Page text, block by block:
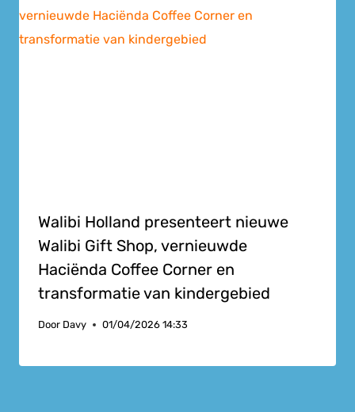
Walibi Holland presenteert nieuwe
Walibi Gift Shop, vernieuwde
Haciënda Coffee Corner en
transformatie van kindergebied
Door Davy 01/04/2026 14:33